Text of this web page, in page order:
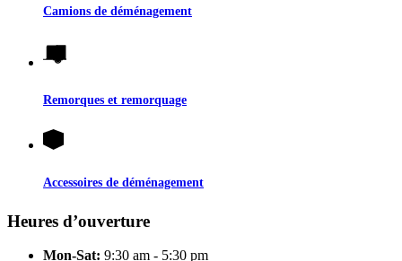
Camions de déménagement
Remorques et remorquage
Accessoires de déménagement
Heures d’ouverture
Mon-Sat: 9:30 am - 5:30 pm